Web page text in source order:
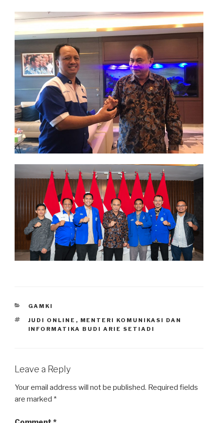
CATEGORIES
GAMKI
TAGS
JUDI ONLINE , MENTERI KOMUNIKASI DAN
INFORMATIKA BUDI ARIE SETIADI
Leave a Reply
Your email address will not be published. Required fields
are marked *